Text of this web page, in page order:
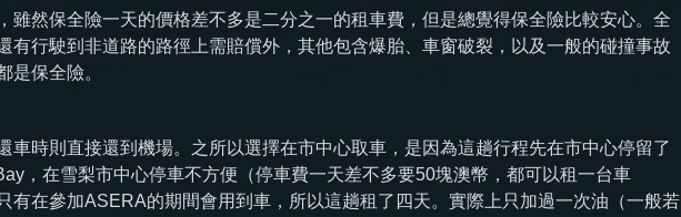
雖然保全險一天的價格差不多是二分之一的租車費，但是總覺得保全險比較安心。全
有行駛到非道路的路徑上需賠償外，其他包含爆胎、車窗破裂，以及一般的碰撞事故
是保全險。
車時則直接還到機場。之所以選擇在市中心取車，是因為這趟行程先在市中心停留了
，在雪梨市中心停車不方便（停車費一天差不多要50塊澳幣，都可以租一台車
有在參加ASERA的期間會用到車，所以這趟租了四天。實際上只加過一次油（一般若